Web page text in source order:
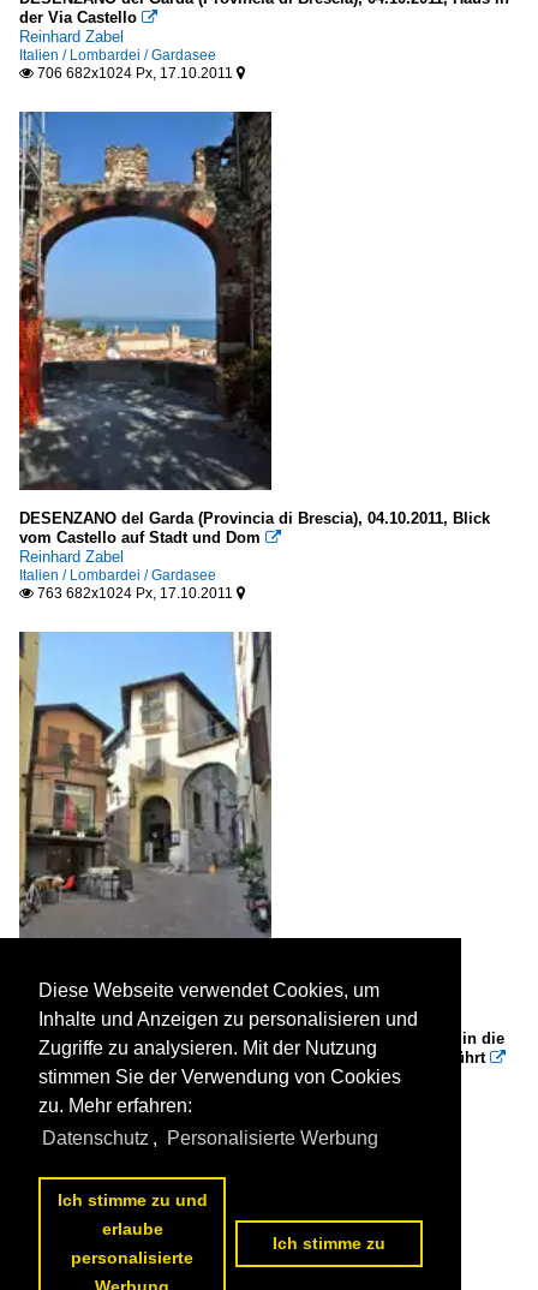
der Via Castello 
Reinhard Zabel
Italien / Lombardei / Gardasee
 706 682x1024 Px, 17.10.2011 
DESENZANO del Garda (Provincia di Brescia), 04.10.2011, Blick
vom Castello auf Stadt und Dom 
Reinhard Zabel
Italien / Lombardei / Gardasee
 763 682x1024 Px, 17.10.2011 
DESENZANO del Garda (Provinz Brescia), 04.10.2011, Blick in die
Straße, die von der Via Santa Angela Merici zum Castello führt 
Reinhard Zabel
Italien / Lombardei / Gardasee
780 682x1024 Px, 17.10.2011
Diese Webseite verwendet Cookies, um
Inhalte und Anzeigen zu personalisieren und
Zugriffe zu analysieren. Mit der Nutzung
stimmen Sie der Verwendung von Cookies
zu. Mehr erfahren:
Datenschutz , Personalisierte Werbung
Ich stimme zu und
erlaube
personalisierte
Ich stimme zu